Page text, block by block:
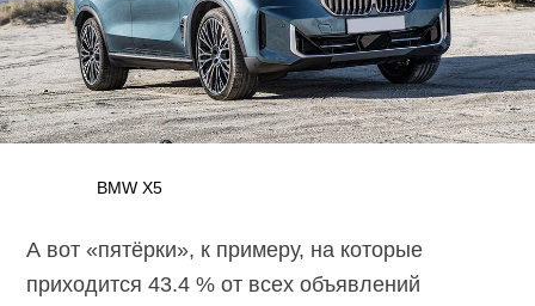
BMW X5
А вот «пятёрки», к примеру, на которые
приходится 43.4 % от всех объявлений